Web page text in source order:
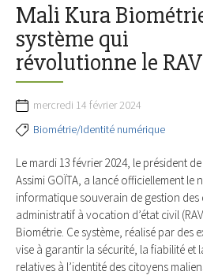
Mali Kura
système qui
révolutionne le
mercredi 14 février 2024
Biométrie/Identité numérique
Le mardi 13 février 2024, le président
Assimi GOÏTA, a lancé officiellement le
informatique souverain de gestion des
administratif à vocation d’état civil
Biométrie. Ce système, réalisé par des
vise à garantir la sécurité, la fiabilité et
relatives à l’identité des citoyens